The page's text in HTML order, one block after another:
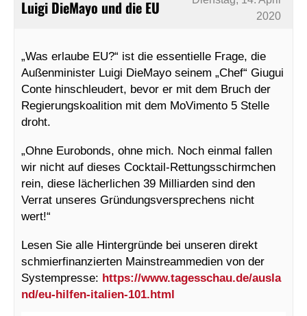
Luigi DieMayo und die EU
2020
„Was erlaube EU?“ ist die essentielle Frage, die
Außenminister Luigi DieMayo seinem „Chef“ Giugui
Conte hinschleudert, bevor er mit dem Bruch der
Regierungskoalition mit dem MoVimento 5 Stelle
droht.
„Ohne Eurobonds, ohne mich. Noch einmal fallen
wir nicht auf dieses Cocktail-Rettungsschirmchen
rein, diese lächerlichen 39 Milliarden sind den
Verrat unseres Gründungsversprechens nicht
wert!“
Lesen Sie alle Hintergründe bei unseren direkt
schmierfinanzierten Mainstreammedien von der
Systempresse: https://www.tagesschau.de/ausla
nd/eu-hilfen-italien-101.html